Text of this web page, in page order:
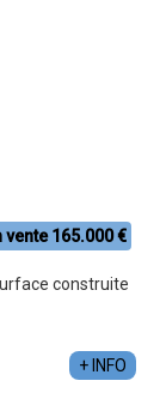
vente 165.000 €
construite
+ INFO